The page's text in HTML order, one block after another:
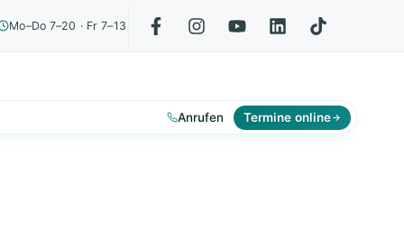
Mo–Do 7–20 · Fr 7–13
Anrufen Termine online